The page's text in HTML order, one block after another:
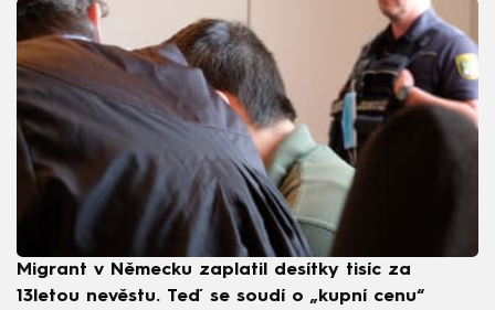
Migrant v Německu zaplatil desítky tisíc za
13letou nevěstu. Teď se soudí o „kupní cenu“